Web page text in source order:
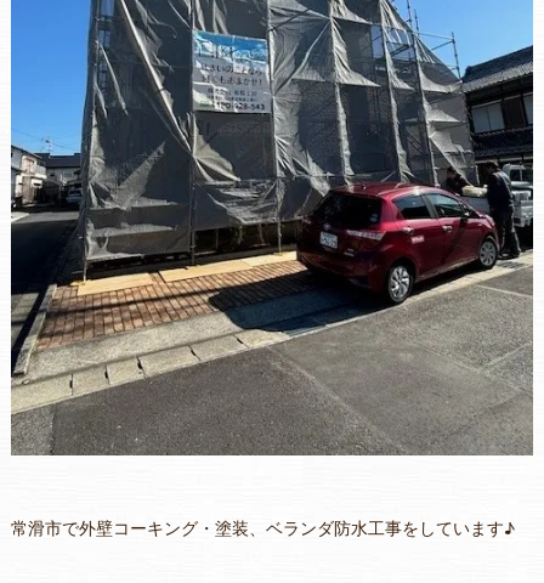
常滑市で外壁コーキング・塗装、ベランダ防水工事をしています♪